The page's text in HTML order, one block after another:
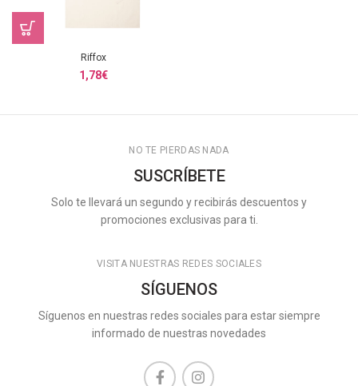
Riffox
1,78€
NO TE PIERDAS NADA
SUSCRÍBETE
Solo te llevará un segundo y recibirás descuentos y
promociones exclusivas para ti.
VISITA NUESTRAS REDES SOCIALES
SÍGUENOS
Síguenos en nuestras redes sociales para estar siempre
informado de nuestras novedades